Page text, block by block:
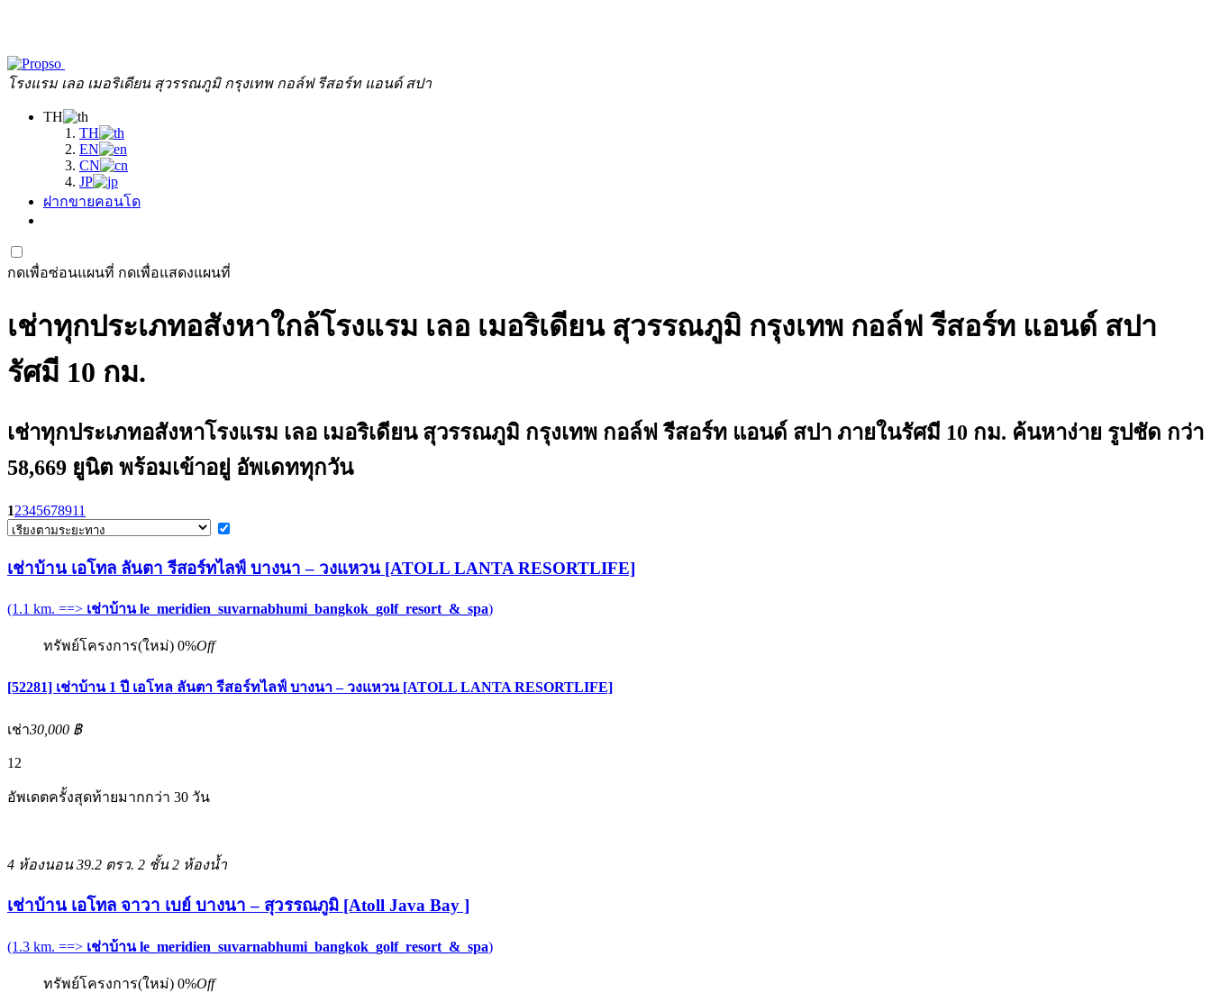
โรงแรม เลอ เมอริเดียน สุวรรณภูมิ กรุงเทพ กอล์ฟ รีสอร์ท แอนด์ สปา
TH
TH
EN
CN
JP
ฝากขายคอนโด
กดเพื่อซ่อนแผนที่ กดเพื่อแสดงแผนที่
เช่าทุกประเภทอสังหาใกล้โรงแรม เลอ เมอริเดียน สุวรรณภูมิ กรุงเทพ กอล์ฟ รีสอร์ท แอนด์ สปา
รัศมี 10 กม.
เช่าทุกประเภทอสังหาโรงแรม เลอ เมอริเดียน สุวรรณภูมิ กรุงเทพ กอล์ฟ รีสอร์ท แอนด์ สปา ภายในรัศมี 10 กม. ค้นหาง่าย รูปชัด กว่า
58,669 ยูนิต พร้อมเข้าอยู่ อัพเดททุกวัน
12345678911
เช่าบ้าน เอโทล ลันตา รีสอร์ทไลฟ์ บางนา – วงแหวน [ATOLL LANTA RESORTLIFE]
(1.1 km. ==> เช่าบ้าน le_meridien_suvarnabhumi_bangkok_golf_resort_&_spa)
ทรัพย์โครงการ(ใหม่) 0%Off
[52281] เช่าบ้าน 1 ปี เอโทล ลันตา รีสอร์ทไลฟ์ บางนา – วงแหวน [ATOLL LANTA RESORTLIFE]
เช่า30,000 ฿
12
อัพเดตครั้งสุดท้ายมากกว่า 30 วัน
4 ห้องนอน 39.2 ตรว. 2 ชั้น 2 ห้องน้ำ
เช่าบ้าน เอโทล จาวา เบย์ บางนา – สุวรรณภูมิ [Atoll Java Bay ]
(1.3 km. ==> เช่าบ้าน le_meridien_suvarnabhumi_bangkok_golf_resort_&_spa)
ทรัพย์โครงการ(ใหม่) 0%Off